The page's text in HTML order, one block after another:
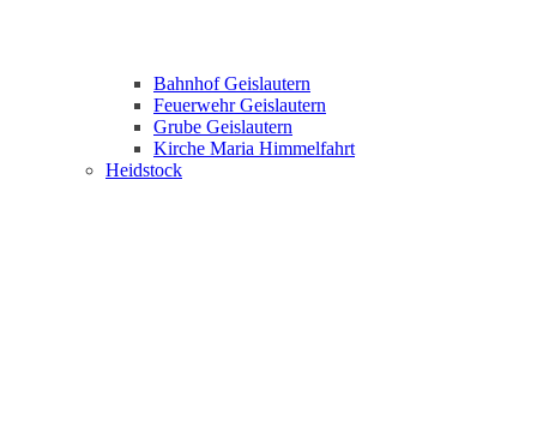
Bahnhof Geislautern
Feuerwehr Geislautern
Grube Geislautern
Kirche Maria Himmelfahrt
Heidstock